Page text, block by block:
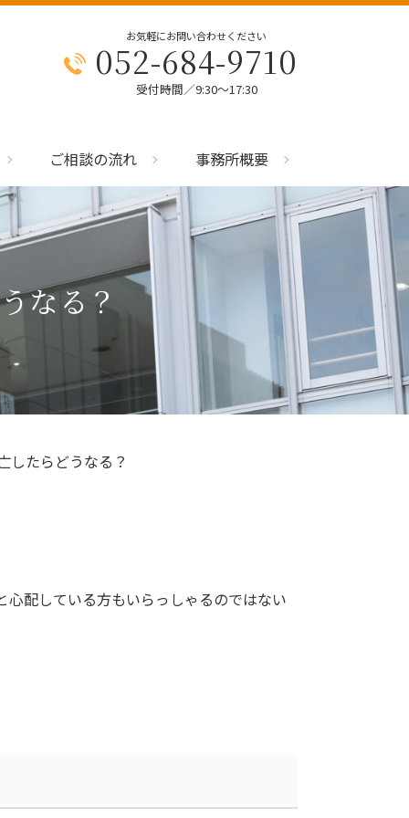
なる？
お気軽にお問い合わせください
052-684-9710
受付時間／9:30～17:30
ご相談の流れ 事務所概要
したらどうなる？
配している方もいらっしゃるのではない